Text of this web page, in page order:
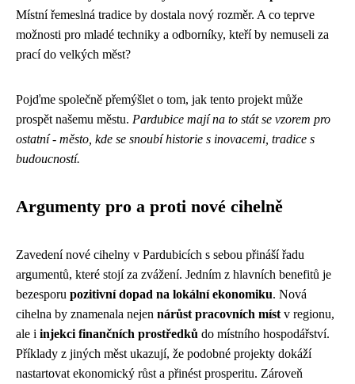
Místní řemeslná tradice by dostala nový rozměr. A co teprve
možnosti pro mladé techniky a odborníky, kteří by nemuseli za
prací do velkých měst?
Pojďme společně přemýšlet o tom, jak tento projekt může
prospět našemu městu. Pardubice mají na to stát se vzorem pro
ostatní - město, kde se snoubí historie s inovacemi, tradice s
budoucností.
Argumenty pro a proti nové cihelně
Zavedení nové cihelny v Pardubicích s sebou přináší řadu
argumentů, které stojí za zvážení. Jedním z hlavních benefitů je
bezesporu pozitivní dopad na lokální ekonomiku. Nová
cihelna by znamenala nejen nárůst pracovních míst v regionu,
ale i injekci finančních prostředků do místního hospodářství.
Příklady z jiných měst ukazují, že podobné projekty dokáží
nastartovat ekonomický růst a přinést prosperitu. Zároveň